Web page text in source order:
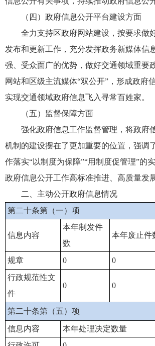
（四）政府信息公开平台建设方面
全力支持区政府网站建设，按要求做
发布和更新工作，充分发挥政务新媒体信
强、受众面广的优势，做好交通领域重要
网站和区级主流媒体“双公开”，形成政府
实现交通领域政府信息飞入寻常百姓家。
（五）监督保障方面
强化政府信息工作监督管理，将政府
机制的建设摆在了更加重要的位置，强调
作落实“以制度为保障”“用制度促管理”的
政府信息公开工作高标准推进、高质量发
二、主动公开政府信息情况
第二十条第（一）项
信息内容
本年制发件
数
本年废止件
规章 0 0
行政规范性文
件
0 0
第二十条第（五）项
信息内容
本年处理决定数量